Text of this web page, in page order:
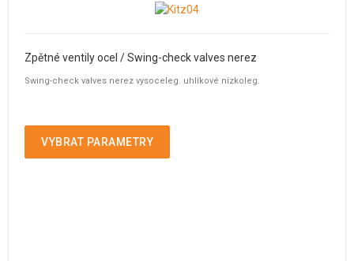
Zpětné ventily ocel / Swing-check valves nerez
Swing-check valves nerez vysoceleg. uhlíkové nízkoleg.
VYBRAT PARAMETRY